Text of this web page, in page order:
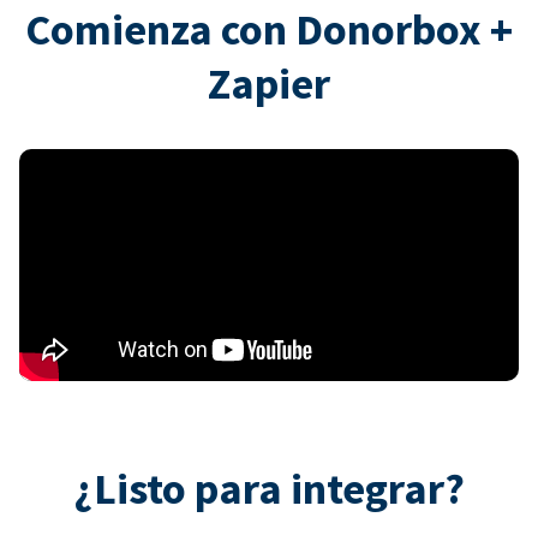
Comienza con Donorbox +
Zapier
¿Listo para integrar?